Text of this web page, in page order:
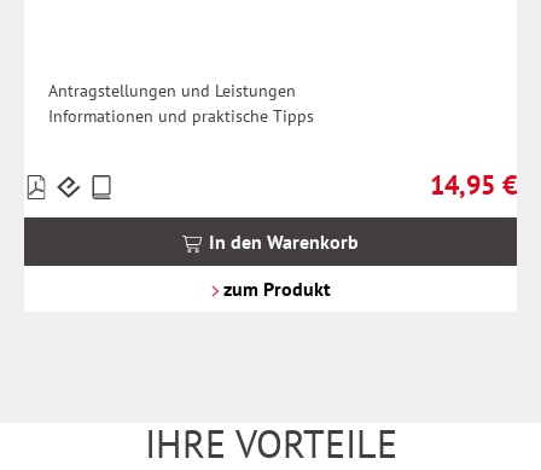
Antragstellungen und Leistungen
Informationen und praktische Tipps
Regulärer
14,95 €
Preise
inkl.
In den Warenkorb
zum Produkt
IHRE VORTEILE